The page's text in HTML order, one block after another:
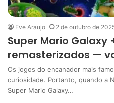
Eve Araujo 2 de outubro de
Super Mario Galaxy
remasterizados —
Os jogos do encanador mais
curiosidade. Portanto, quando a
Super Mario Galaxy…